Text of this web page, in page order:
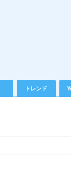
トレンド